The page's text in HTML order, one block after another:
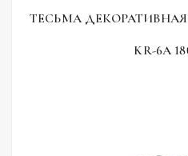
ТЕСЬМА
KR-6А